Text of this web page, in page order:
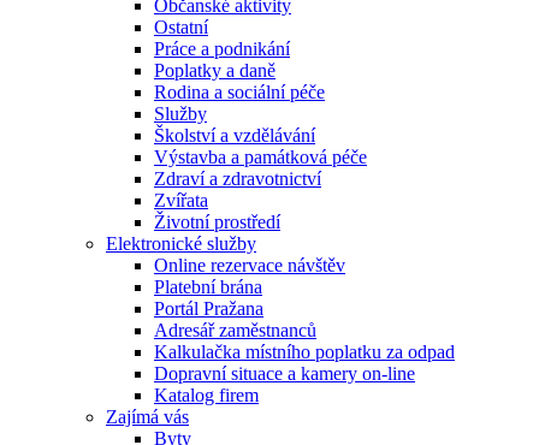
Občanské aktivity
Ostatní
Práce a podnikání
Poplatky a daně
Rodina a sociální péče
Služby
Školství a vzdělávání
Výstavba a památková péče
Zdraví a zdravotnictví
Zvířata
Životní prostředí
Elektronické služby
Online rezervace návštěv
Platební brána
Portál Pražana
Adresář zaměstnanců
Kalkulačka místního poplatku za odpad
Dopravní situace a kamery on-line
Katalog firem
Zajímá vás
Byty